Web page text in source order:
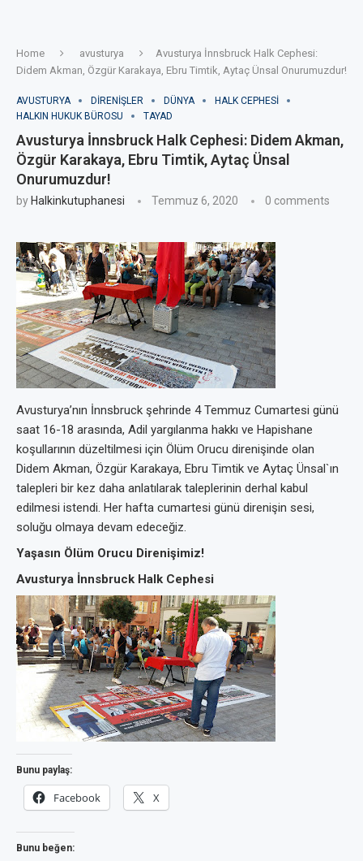
Home avusturya
Avusturya İnnsbruck Halk Cephesi:
Didem Akman, Özgür Karakaya, Ebru Timtik, Aytaç Ünsal Onurumuzdur!
AVUSTURYA DIRENIŞLER DÜNYA
HALK CEPHESI
HALKIN HUKUK BÜROSU
TAYAD
Avusturya İnnsbruck Halk Cephesi: Didem Akman,
Özgür Karakaya, Ebru Timtik, Aytaç Ünsal
Onurumuzdur!
by Halkinkutuphanesi Temmuz 6, 2020 0 comments
Avusturya’nın İnnsbruck şehrinde 4 Temmuz Cumartesi günü
saat 16-18 arasında, Adil yargılanma hakkı ve Hapishane
koşullarının düzeltilmesi için Ölüm Orucu direnişinde olan
Didem Akman, Özgür Karakaya, Ebru Timtik ve Aytaç Ünsal`ın
talepleri bir kez daha anlatılarak taleplerinin derhal kabul
edilmesi istendi. Her hafta cumartesi günü direnişin sesi,
soluğu olmaya devam edeceğiz.
Yaşasın Ölüm Orucu Direnişimiz!
Avusturya İnnsbruck Halk Cephesi
Bunu paylaş:
Facebook X
Bunu beğen: